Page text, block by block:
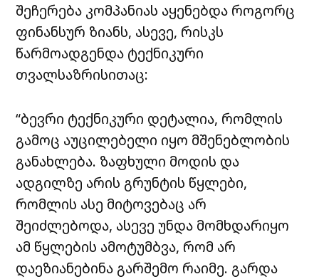
შეჩერება კომპანიას აყენებდა როგორც
ფინანსურ ზიანს, ასევე, რისკს
წარმოადგენდა ტექნიკური
თვალსაზრისითაც:
“ბევრი ტექნიკური დეტალია, რომლის
გამოც აუცილებელი იყო მშენებლობის
განახლება. ზაფხული მოდის და
ადგილზე არის გრუნტის წყლები,
რომლის ასე მიტოვებაც არ
შეიძლებოდა, ასევე უნდა მომხდარიყო
ამ წყლების ამოტუმბვა, რომ არ
დაეზიანებინა გარშემო რაიმე. გარდა